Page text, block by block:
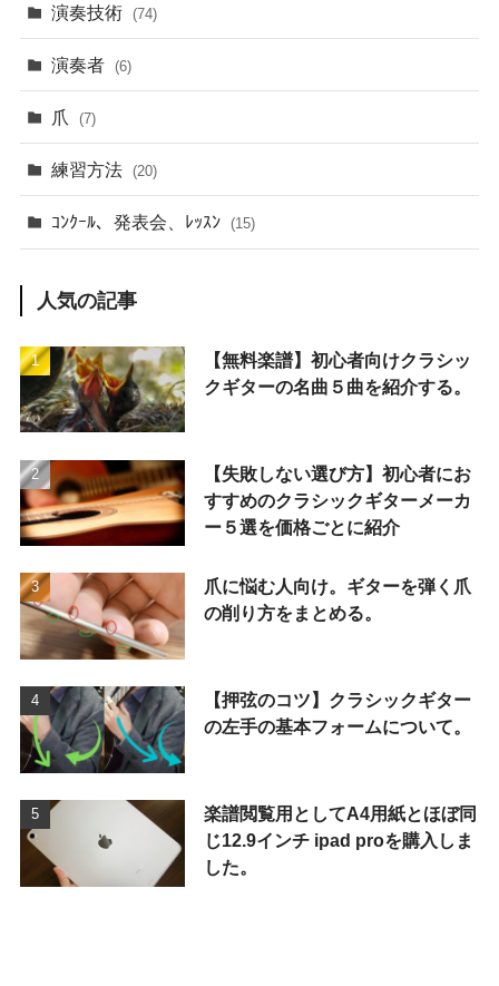
演奏技術 (74)
演奏者 (6)
爪 (7)
練習方法 (20)
ｺﾝｸｰﾙ、発表会、ﾚｯｽﾝ (15)
人気の記事
【無料楽譜】初心者向けクラシッ
クギターの名曲５曲を紹介する。
【失敗しない選び方】初心者にお
すすめのクラシックギターメーカ
ー５選を価格ごとに紹介
爪に悩む人向け。ギターを弾く爪
の削り方をまとめる。
【押弦のコツ】クラシックギター
の左手の基本フォームについて。
楽譜閲覧用としてA4用紙とほぼ同
じ12.9インチ ipad proを購入しま
した。